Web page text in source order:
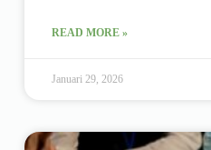
READ MORE »
Januari 29, 2026